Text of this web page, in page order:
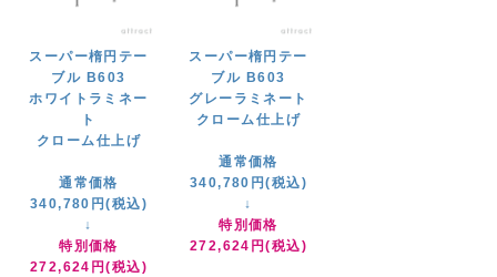
スーパー楕円テー
ブル B603
ホワイトラミネー
ト
クローム仕上げ
通常価格
340,780円(税込)
↓
特別価格
272,624円(税込)
スーパー楕円テー
ブル B603
グレーラミネート
クローム仕上げ
通常価格
340,780円(税込)
↓
特別価格
272,624円(税込)